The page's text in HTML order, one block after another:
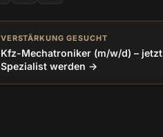
VERSTÄRKUNG GESUCHT
Kfz-Mechatroniker (m/w/d) – jetzt
Spezialist werden →